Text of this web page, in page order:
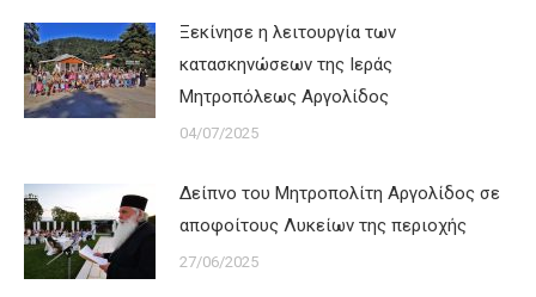
Ξεκίνησε η λειτουργία των
κατασκηνώσεων της Ιεράς
Μητροπόλεως Αργολίδος
04/07/2025
Δείπνο του Μητροπολίτη Αργολίδος σε
αποφοίτους Λυκείων της περιοχής
27/06/2025